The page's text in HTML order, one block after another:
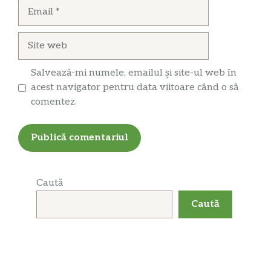
Salvează-mi numele, emailul și site-ul web în
acest navigator pentru data viitoare când o să
comentez.
Caută
Caută